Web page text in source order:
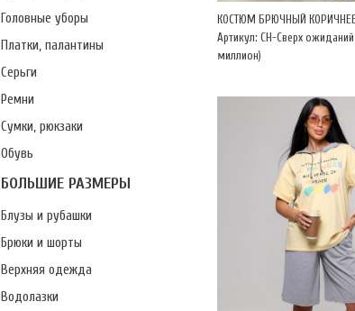
Головные уборы
Платки, палантины
Серьги
Ремни
Сумки, рюкзаки
Обувь
БОЛЬШИЕ РАЗМЕРЫ
Блузы и рубашки
Брюки и шорты
Верхняя одежда
Водолазки
КОСТЮМ БРЮЧНЫЙ
Артикул: CH-Сверх ожиданий
миллион)